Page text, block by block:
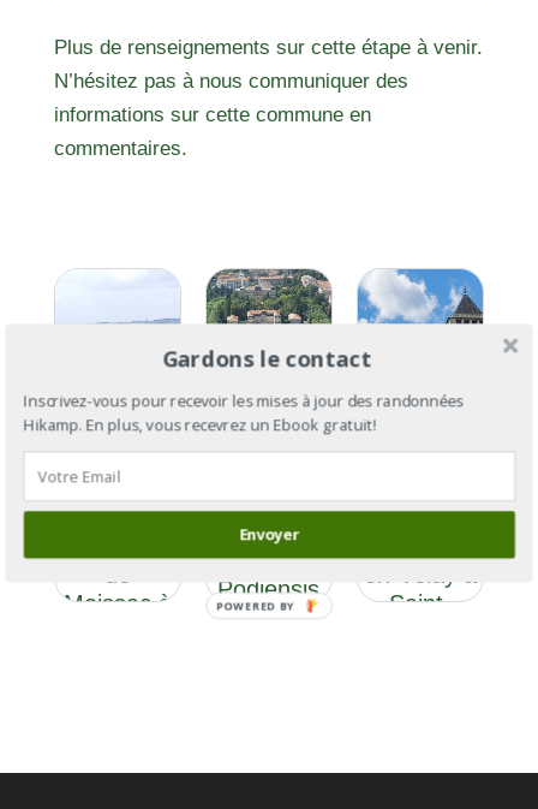
Plus de renseignements sur cette étape à venir.
N’hésitez pas à nous communiquer des
informations sur cette commune en
commentaires.
GR®65 :
la Via
Podiensis
Moissac à
GR®65, Via
Gebennensis
et Via
Podiensis
GR®65 :
Podiensis,
Saint-
Gardons le contact
Inscrivez-vous pour recevoir les mises à jour des randonnées
Hikamp. En plus, vous recevrez un Ebook gratuit!
Envoyer
POWERED BY